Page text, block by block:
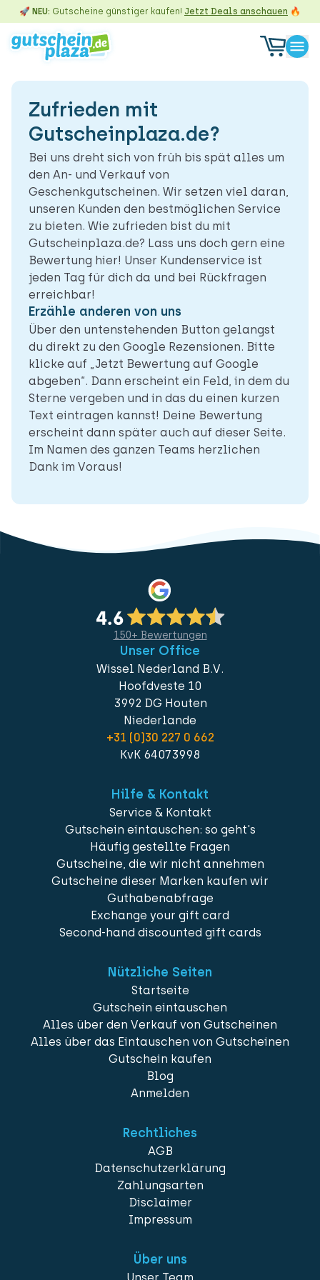
🚀 NEU: Gutscheine günstiger kaufen! Jetzt Deals anschauen 🔥
Zufrieden mit
Gutscheinplaza.de?
Bei uns dreht sich von früh bis spät alles um
den An- und Verkauf von
Geschenkgutscheinen. Wir setzen viel daran,
unseren Kunden den bestmöglichen Service
zu bieten. Wie zufrieden bist du mit
Gutscheinplaza.de? Lass uns doch gern eine
Bewertung hier! Unser Kundenservice ist
jeden Tag für dich da und bei Rückfragen
erreichbar!
Erzähle anderen von uns
Über den untenstehenden Button gelangst
du direkt zu den Google Rezensionen. Bitte
klicke auf „Jetzt Bewertung auf Google
abgeben“. Dann erscheint ein Feld, in dem du
Sterne vergeben und in das du einen kurzen
Text eintragen kannst! Deine Bewertung
erscheint dann später auch auf dieser Seite.
Im Namen des ganzen Teams herzlichen
Dank im Voraus!
150+ Bewertungen
Unser Office
Wissel Nederland B.V.
Hoofdveste 10
3992 DG Houten
Niederlande
+31 (0)30 227 0 662
KvK 64073998
Hilfe & Kontakt
Service & Kontakt
Gutschein eintauschen: so geht's
Häufig gestellte Fragen
Gutscheine, die wir nicht annehmen
Gutscheine dieser Marken kaufen wir
Guthabenabfrage
Exchange your gift card
Second-hand discounted gift cards
Nützliche Seiten
Startseite
Gutschein eintauschen
Alles über den Verkauf von Gutscheinen
Alles über das Eintauschen von Gutscheinen
Gutschein kaufen
Blog
Anmelden
Rechtliches
AGB
Datenschutzerklärung
Zahlungsarten
Disclaimer
Impressum
Über uns